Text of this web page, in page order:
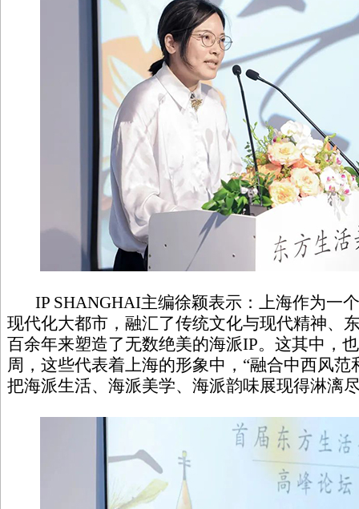
IP SHANGHAI主编徐颖表示：上海作为一
现代化大都市，融汇了传统文化与现代精神、
百余年来塑造了无数绝美的海派IP。这其中，
周，这些代表着上海的形象中，“融合中西风范
把海派生活、海派美学、海派韵味展现得淋漓